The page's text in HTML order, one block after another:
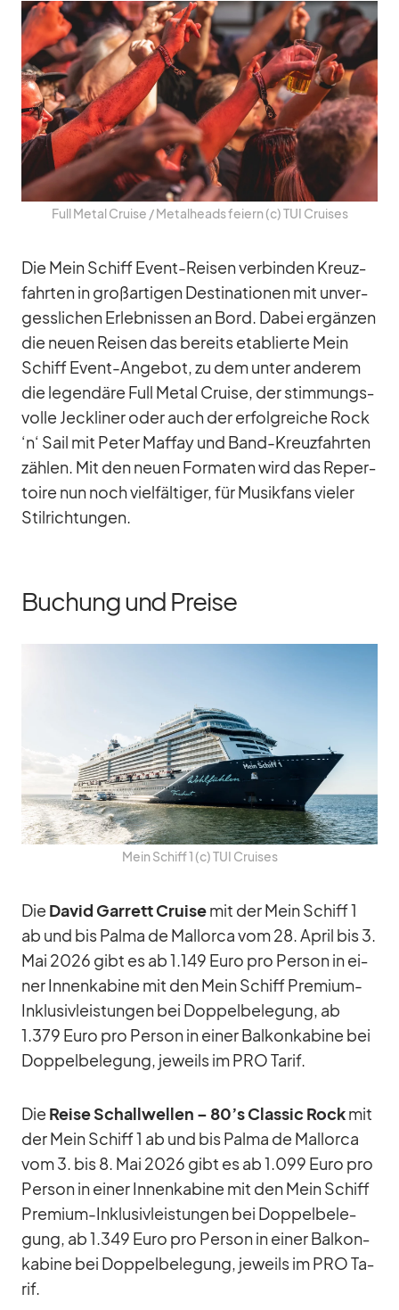
Full Me­tal Cruise /​ Me­tal­heads fei­ern (c) TUI Crui­ses
Die Mein Schiff Event-Rei­sen ver­bin­den Kreuz­
fahr­ten in groß­ar­ti­gen De­sti­na­tio­nen mit un­ver­
gess­li­chen Er­leb­nis­sen an Bord. Da­bei er­gän­zen
die neuen Rei­sen das be­reits eta­blierte Mein
Schiff Event-An­ge­bot, zu dem un­ter an­de­rem
die le­gen­däre Full Me­tal Cruise, der stim­mungs­
volle Jeck­li­ner oder auch der er­folg­rei­che Rock
‘n‘ Sail mit Pe­ter Maf­fay und Band-Kreuz­fahr­ten
zäh­len. Mit den neuen For­ma­ten wird das Re­per­
toire nun noch viel­fäl­ti­ger, für Mu­sik­fans vie­ler
Stil­rich­tun­gen.
Buchung und Preise
Mein Schiff 1 (c) TUI Crui­ses
Die Da­vid Gar­rett Cruisemit der Mein Schiff 1
ab und bis Palma de Mal­lorca vom 28. April bis 3.
Mai 2026 gibt es ab 1.149 Euro pro Per­son in ei­
ner In­nen­ka­bine mit den Mein Schiff Pre­mium-
In­klu­siv­leis­tun­gen bei Dop­pel­be­le­gung, ab
1.379 Euro pro Per­son in ei­ner Bal­kon­ka­bine bei
Dop­pel­be­le­gung, je­weils im PRO Ta­rif.
Die Reise Schall­wel­len – 80’s Clas­sic Rockmit
der Mein Schiff 1 ab und bis Palma de Mal­lorca
vom 3. bis 8. Mai 2026 gibt es ab 1.099 Euro pro
Per­son in ei­ner In­nen­ka­bine mit den Mein Schiff
Pre­mium-In­klu­siv­leis­tun­gen bei Dop­pel­be­le­
gung, ab 1.349 Euro pro Per­son in ei­ner Bal­kon­
ka­bine bei Dop­pel­be­le­gung, je­weils im PRO Ta­
rif.